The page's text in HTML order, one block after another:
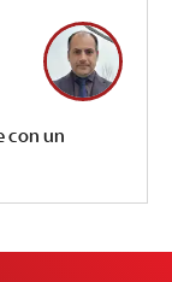
con un